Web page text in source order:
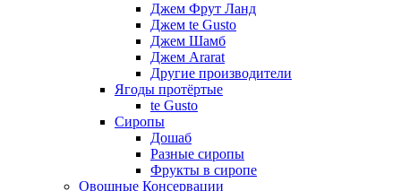
Джем Фрут Ланд
Джем te Gusto
Джем Шамб
Джем Ararat
Другие производители
Ягоды протёртые
te Gusto
Сиропы
Дошаб
Разные сиропы
Фрукты в сиропе
Овощные Консервации